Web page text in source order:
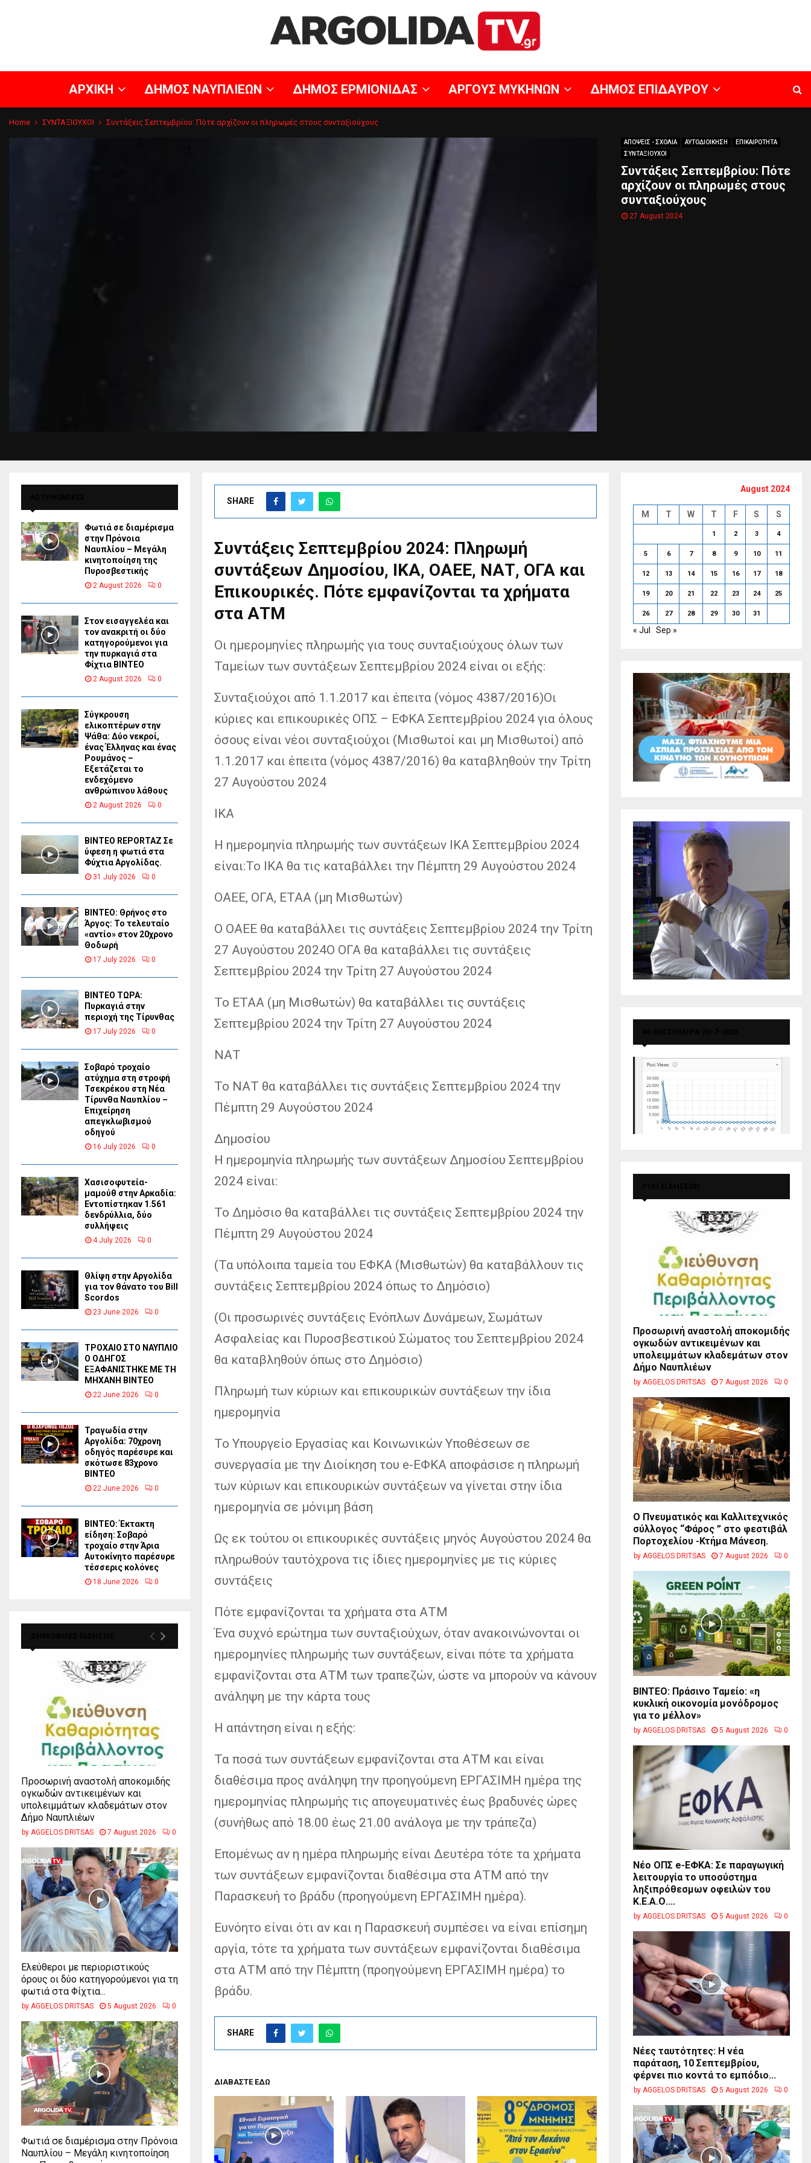
ΑΡΧΙΚΗ ΔΗΜΟΣ ΝΑΥΠΛΙΕΩΝ ΔΗΜΟΣ ΕΡΜΙΟΝΙΔΑΣ ΑΡΓΟΥΣ ΜΥΚΗΝΩΝ ΔΗΜΟΣ ΕΠΙΔΑΥΡΟΥ
Home ΣΥΝΤΑΞΙΟΥΧΟΙ Συντάξεις Σεπτεμβρίου: Πότε αρχίζουν οι πληρωμές στους συνταξιούχους
ΑΠΟΨΕΙΣ - ΣΧΟΛΙΑ ΑΥΤΟΔΙΟΙΚΗΣΗ
ΕΠΙΚΑΙΡΟΤΗΤΑ
ΣΥΝΤΑΞΙΟΥΧΟΙ
Συντάξεις Σεπτεμβρίου: Πότε
αρχίζουν οι πληρωμές στους
συνταξιούχους
27 August 2024
SHARE
Συντάξεις Σεπτεμβρίου 2024: Πληρωμή
συντάξεων Δημοσίου, ΙΚΑ, ΟΑΕΕ, ΝΑΤ, ΟΓΑ και
Επικουρικές. Πότε εμφανίζονται τα χρήματα
στα ΑΤΜ
Οι ημερομηνίες πληρωμής για τους συνταξιούχους όλων των
Ταμείων των συντάξεων Σεπτεμβρίου 2024 είναι οι εξής:
Συνταξιούχοι από 1.1.2017 και έπειτα (νόμος 4387/2016)Οι
κύριες και επικουρικές ΟΠΣ – ΕΦΚΑ Σεπτεμβρίου 2024 για όλους
όσους είναι νέοι συνταξιούχοι (Μισθωτοί και μη Μισθωτοί) από
1.1.2017 και έπειτα (νόμος 4387/2016) θα καταβληθούν την Τρίτη
27 Αυγούστου 2024
ΙΚΑ
Η ημερομηνία πληρωμής των συντάξεων ΙΚΑ Σεπτεμβρίου 2024
είναι:Το ΙΚΑ θα τις καταβάλλει την Πέμπτη 29 Αυγούστου 2024
ΟΑΕΕ, ΟΓΑ, ΕΤΑΑ (μη Μισθωτών)
Ο ΟΑΕΕ θα καταβάλλει τις συντάξεις Σεπτεμβρίου 2024 την Τρίτη
27 Αυγούστου 2024Ο ΟΓΑ θα καταβάλλει τις συντάξεις
Σεπτεμβρίου 2024 την Τρίτη 27 Αυγούστου 2024
Το ΕΤΑΑ (μη Μισθωτών) θα καταβάλλει τις συντάξεις
Σεπτεμβρίου 2024 την Τρίτη 27 Αυγούστου 2024
ΝΑΤ
Το ΝΑΤ θα καταβάλλει τις συντάξεις Σεπτεμβρίου 2024 την
Πέμπτη 29 Αυγούστου 2024
Δημοσίου
Η ημερομηνία πληρωμής των συντάξεων Δημοσίου Σεπτεμβρίου
2024 είναι:
Το Δημόσιο θα καταβάλλει τις συντάξεις Σεπτεμβρίου 2024 την
Πέμπτη 29 Αυγούστου 2024
(Τα υπόλοιπα ταμεία του ΕΦΚΑ (Μισθωτών) θα καταβάλλουν τις
συντάξεις Σεπτεμβρίου 2024 όπως το Δημόσιο)
(Οι προσωρινές συντάξεις Ενόπλων Δυνάμεων, Σωμάτων
Ασφαλείας και Πυροσβεστικού Σώματος του Σεπτεμβρίου 2024
θα καταβληθούν όπως στο Δημόσιο)
Πληρωμή των κύριων και επικουρικών συντάξεων την ίδια
ημερομηνία
Το Υπουργείο Εργασίας και Κοινωνικών Υποθέσεων σε
συνεργασία με την Διοίκηση του e-ΕΦΚΑ αποφάσισε η πληρωμή
των κύριων και επικουρικών συντάξεων να γίνεται στην ίδια
ημερομηνία σε μόνιμη βάση
Ως εκ τούτου οι επικουρικές συντάξεις μηνός Αυγούστου 2024 θα
πληρωθούν ταυτόχρονα τις ίδιες ημερομηνίες με τις κύριες
συντάξεις
Πότε εμφανίζονται τα χρήματα στα ΑΤΜ
Ένα συχνό ερώτημα των συνταξιούχων, όταν ανακοινώνονται οι
ημερομηνίες πληρωμής των συντάξεων, είναι πότε τα χρήματα
εμφανίζονται στα ΑΤΜ των τραπεζών, ώστε να μπορούν να κάνουν
ανάληψη με την κάρτα τους
Η απάντηση είναι η εξής:
Τα ποσά των συντάξεων εμφανίζονται στα ΑΤΜ και είναι
διαθέσιμα προς ανάληψη την προηγούμενη ΕΡΓΑΣΙΜΗ ημέρα της
ημερομηνίας πληρωμής τις απογευματινές έως βραδυνές ώρες
(συνήθως από 18.00 έως 21.00 ανάλογα με την τράπεζα)
Επομένως αν η ημέρα πληρωμής είναι Δευτέρα τότε τα χρήματα
των συντάξεων εμφανίζονται διαθέσιμα στα ΑΤΜ από την
Παρασκευή το βράδυ (προηγούμενη ΕΡΓΑΣΙΜΗ ημέρα).
Ευνόητο είναι ότι αν και η Παρασκευή συμπέσει να είναι επίσημη
αργία, τότε τα χρήματα των συντάξεων εμφανίζονται διαθέσιμα
στα ΑΤΜ από την Πέμπτη (προηγούμενη ΕΡΓΑΣΙΜΗ ημέρα) το
βράδυ.
SHARE
ΔΙΑΒΑΣΤΕ ΕΔΩ
Φωτιά σε διαμέρισμα
στην Πρόνοια
Ναυπλίου – Μεγάλη
κινητοποίηση της
Πυροσβεστικής
2 August 2026 0
Στον εισαγγελέα και
τον ανακριτή οι δύο
κατηγορούμενοι για
την πυρκαγιά στα
Φίχτια ΒΙΝΤΕΟ
2 August 2026 0
Σύγκρουση
ελικοπτέρων στην
Ψάθα: Δύο νεκροί,
ένας Έλληνας και ένας
Ρουμάνος –
Εξετάζεται το
ενδεχόμενο
ανθρώπινου λάθους
2 August 2026 0
BINTEO REPORTAZ Σε
ύφεση η φωτιά στα
Φύχτια Αργολίδας.
31 July 2026 0
ΒΙΝΤΕΟ: Θρήνος στο
Άργος: Το τελευταίο
«αντίο» στον 20χρονο
Θοδωρή
17 July 2026 0
ΒΙΝΤΕΟ ΤΩΡΑ:
Πυρκαγιά στην
περιοχή της Τίρυνθας
17 July 2026 0
Σοβαρό τροχαίο
ατύχημα στη στροφή
Τσεκρέκου στη Νέα
Τίρυνθα Ναυπλίου –
Επιχείρηση
απεγκλωβισμού
οδηγού
16 July 2026 0
Χασισοφυτεία-
μαμούθ στην Αρκαδία:
Εντοπίστηκαν 1.561
δενδρύλλια, δύο
συλλήψεις
4 July 2026 0
Θλίψη στην Αργολίδα
για τον θάνατο του Bill
Scordos
23 June 2026 0
ΤΡΟΧΑΙΟ ΣΤΟ ΝΑΥΠΛΙΟ
Ο ΟΔΗΓΟΣ
ΕΞΑΦΑΝΙΣΤΗΚΕ ΜΕ ΤΗ
ΜΗΧΑΝΗ ΒΙΝΤΕΟ
22 June 2026 0
Τραγωδία στην
Αργολίδα: 70χρονη
οδηγός παρέσυρε και
σκότωσε 83χρονο
ΒΙΝΤΕΟ
22 June 2026 0
ΒΙΝΤΕΟ: Έκτακτη
είδηση: Σοβαρό
τροχαίο στην Άρια
Αυτοκίνητο παρέσυρε
τέσσερις κολόνες
18 June 2026 0
Προσωρινή αναστολή αποκομιδής
ογκωδών αντικειμένων και
υπολειμμάτων κλαδεμάτων στον
Δήμο Ναυπλιέων
by AGGELOS DRITSAS 7 August 2026 0
Ελεύθεροι με περιοριστικούς
όρους οι δύο κατηγορούμενοι για τη
φωτιά στα Φίχτια...
by AGGELOS DRITSAS 5 August 2026 0
Φωτιά σε διαμέρισμα στην Πρόνοια
Ναυπλίου – Μεγάλη κινητοποίηση
August 2024
M T W T F S S
1 2 3 4
5 6 7 8 9 10 11
12 13 14 15 16 17 18
19 20 21 22 23 24 25
26 27 28 29 30 31
« Jul Sep »
Προσωρινή αναστολή αποκομιδής
ογκωδών αντικειμένων και
υπολειμμάτων κλαδεμάτων στον
Δήμο Ναυπλιέων
by AGGELOS DRITSAS 7 August 2026 0
Ο Πνευματικός και Καλλιτεχνικός
σύλλογος “Φάρος ” στο φεστιβάλ
Πορτοχελίου -Κτήμα Μάνεση.
by AGGELOS DRITSAS 7 August 2026 0
BINTEO: Πράσινο Ταμείο: «η
κυκλική οικονομία μονόδρομος
για το μέλλον»
by AGGELOS DRITSAS 5 August 2026 0
Νέο ΟΠΣ e-ΕΦΚΑ: Σε παραγωγική
λειτουργία το υποσύστημα
ληξιπρόθεσμων οφειλών του
Κ.Ε.Α.Ο....
by AGGELOS DRITSAS 5 August 2026 0
Νέες ταυτότητες: Η νέα
παράταση, 10 Σεπτεμβρίου,
φέρνει πιο κοντά το εμπόδιο...
by AGGELOS DRITSAS 5 August 2026 0